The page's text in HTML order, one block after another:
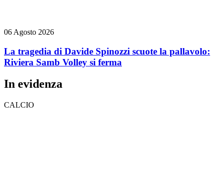
06 Agosto 2026
La tragedia di Davide Spinozzi scuote la pallavolo:
Riviera Samb Volley si ferma
In evidenza
CALCIO